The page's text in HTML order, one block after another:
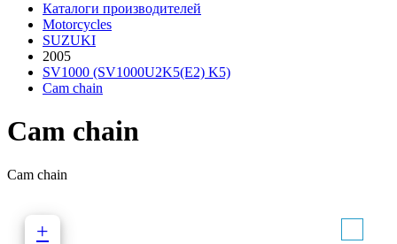
Каталоги производителей
Motorcycles
SUZUKI
2005
SV1000 (SV1000U2K5(E2) K5)
Cam chain
Cam chain
Cam chain
+